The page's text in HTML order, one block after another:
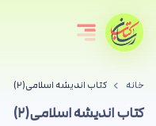
خانه کتاب اندیشه اسلامی(۲)
کتاب اندیشه اسلامی(۲)